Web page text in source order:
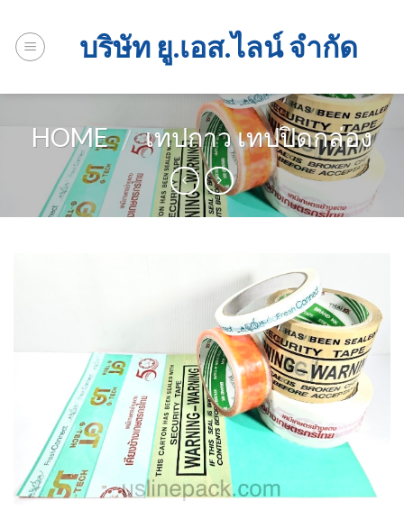
content
บริษัท ยู.เอส.ไลน์ จำกัด
HOME / เทปกาว เทปปิดกล่อง